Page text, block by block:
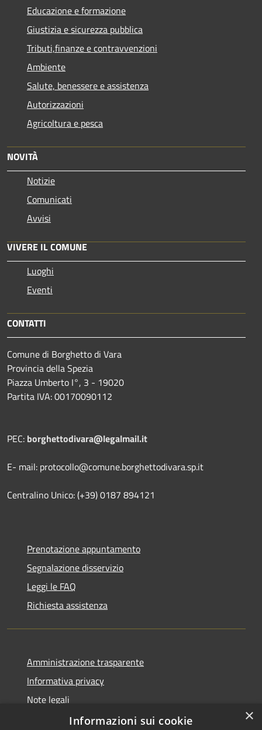
Educazione e formazione
Giustizia e sicurezza pubblica
Tributi,finanze e contravvenzioni
Ambiente
Salute, benessere e assistenza
Autorizzazioni
Agricoltura e pesca
NOVITÀ
Notizie
Comunicati
Avvisi
VIVERE IL COMUNE
Luoghi
Eventi
CONTATTI
Comune di Borghetto di Vara
Provincia della Spezia
Piazza Umberto I°, 3 - 19020
Partita IVA: 00170090112
PEC: borghettodivara@legalmail.it
E- mail: protocollo@comune.borghettodivara.sp.it
Centralino Unico: (+39) 0187 894121
Prenotazione appuntamento
Segnalazione disservizio
Leggi le FAQ
Richiesta assistenza
Amministrazione trasparente
Informativa privacy
Note legali
Dichiarazione di accessibilità
×
Informazioni sui cookie